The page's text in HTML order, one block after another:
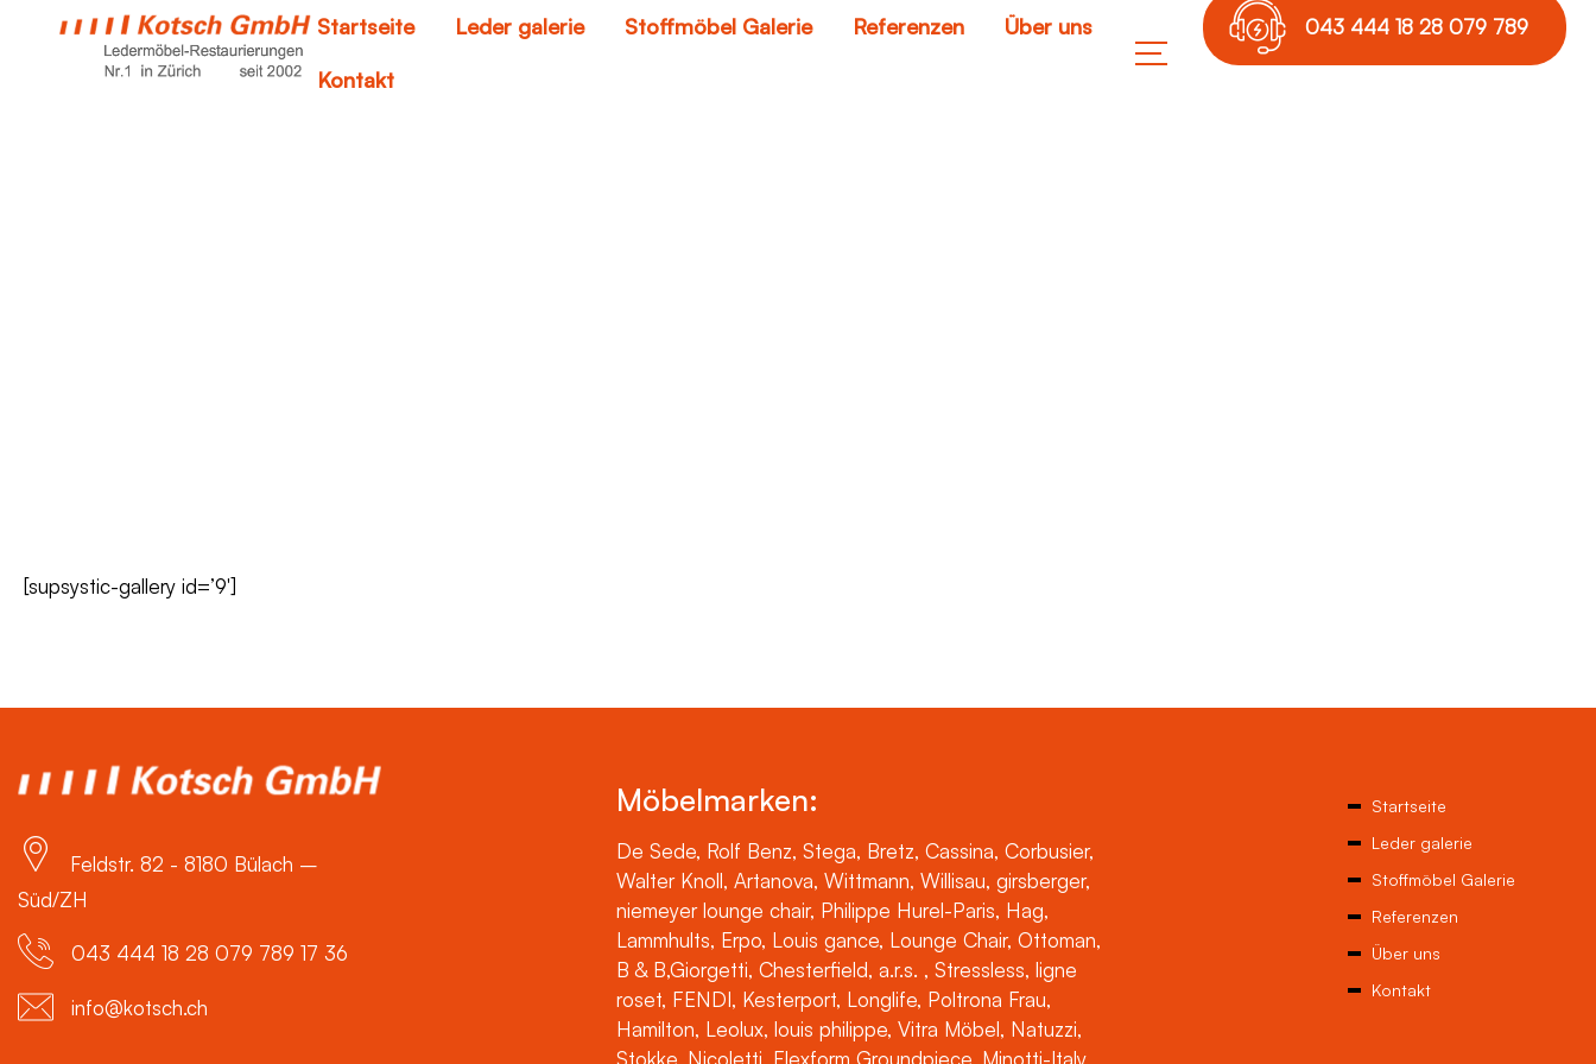
Startseite Leder galerie Stoffmöbel Galerie Referenzen Über uns
Kontakt
043 444 18 28 079 789
[supsystic-gallery id=’9′]
Feldstr. 82 - 8180 Bülach –
Süd/ZH
043 444 18 28 079 789 17 36
info@kotsch.ch
Möbelmarken:
De Sede, Rolf Benz, Stega, Bretz, Cassina, Corbusier,
Walter Knoll, Artanova, Wittmann, Willisau, girsberger,
niemeyer lounge chair, Philippe Hurel-Paris, Hag,
Lammhults, Erpo, Louis gance, Lounge Chair, Ottoman,
B & B,Giorgetti, Chesterfield, a.r.s. , Stressless, ligne
roset, FENDI, Kesterport, Longlife, Poltrona Frau,
Hamilton, Leolux, louis philippe, Vitra Möbel, Natuzzi,
Stokke, Nicoletti, Flexform Groundpiece, Minotti-Italy,
Startseite
Leder galerie
Stoffmöbel Galerie
Referenzen
Über uns
Kontakt